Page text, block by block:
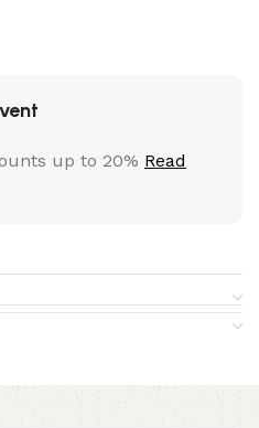
up to 20% Read